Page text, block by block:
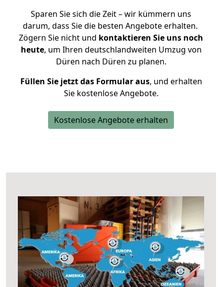
Sparen Sie sich die Zeit – wir kümmern uns
darum, dass Sie die besten Angebote erhalten.
Zögern Sie nicht und kontaktieren Sie uns noch
heute, um Ihren deutschlandweiten Umzug von
Düren nach Düren zu planen.
Füllen Sie jetzt das Formular aus, und erhalten
Sie kostenlose Angebote.
Kostenlose Angebote erhalten